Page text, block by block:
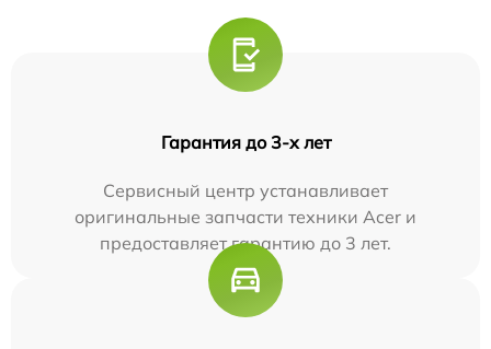
Гарантия до 3-х лет
Сервисный центр устанавливает
оригинальные запчасти техники Acer и
предоставляет гарантию до 3 лет.